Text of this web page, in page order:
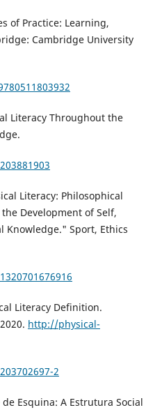
of Practice: Learning,
Cambridge University
Literacy Throughout the
Literacy: Philosophical
Development of Self,
Knowledge." Sport, Ethics
Literacy Definition.
http://physical-
2
Esquina: A Estrutura Social